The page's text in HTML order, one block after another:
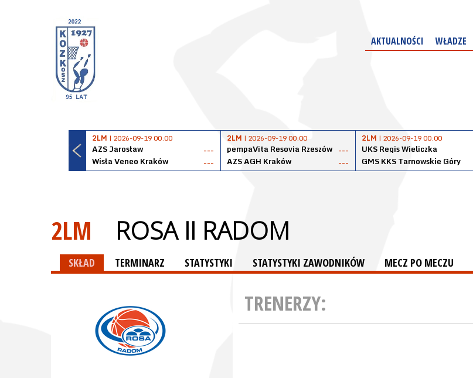
AKTUALNOŚCI WŁADZE
2LM | 2026-09-19 00:00
AZS Jarosław
---
Wisła Veneo Kraków
---
2LM | 2026-09-19 00:00
pempaVita Resovia Rzeszów ---
AZS AGH Kraków
---
2LM | 2026-09-19 00:00
UKS Regis Wieliczka
GMS KKS Tarnowskie Góry
2LM ROSA II RADOM
SKŁAD TERMINARZ STATYSTYKI STATYSTYKI ZAWODNIKÓW MECZ PO MECZU
TRENERZY: